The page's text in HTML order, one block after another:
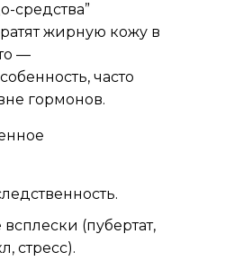
средства”
жирную кожу в
—
часто
гормонов.
(пубертат,
стресс).